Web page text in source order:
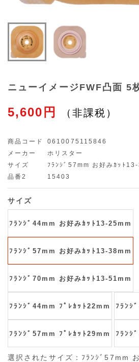
ニューイメージFWF凸面 5
5,600円
商品コード
0610075115846
メーカー
ホリスター
サイズ
ﾌﾗﾝｼﾞ57mm お好みｶｯﾄ
品番2
15403
サイズ
ﾌﾗﾝｼﾞ44mm お好みｶｯﾄ13-25mm
ﾌﾗﾝｼﾞ57mm お好みｶｯﾄ13-38mm
ﾌﾗﾝｼﾞ70mm お好みｶｯﾄ13-51mm
ﾌﾗﾝｼﾞ44mm ﾌﾟﾚｶｯﾄ22mm ﾌﾗﾝｼ
ﾌﾗﾝｼﾞ57mm ﾌﾟﾚｶｯﾄ29mm ﾌﾗﾝｼ
選択されたサイズ：ﾌﾗﾝｼﾞ57mm